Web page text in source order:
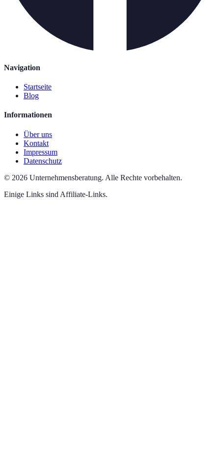
Navigation
Startseite
Blog
Informationen
Über uns
Kontakt
Impressum
Datenschutz
© 2026 Unternehmensberatung. Alle Rechte vorbehalten.
Einige Links sind Affiliate-Links.